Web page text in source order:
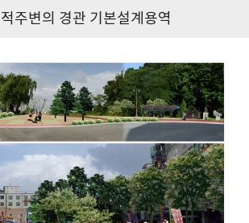
주변의 경관 기본설계용역